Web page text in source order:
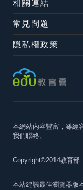
相關連結
常見問題
隱私權政策
本網站內容豐富，雖經
我們聯絡。
Copyright©2014教育部
本站建議最佳瀏覽器版